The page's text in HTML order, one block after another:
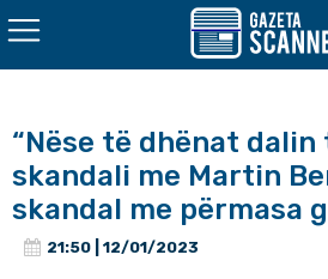
“Nëse të dhënat
skandali me Martin
skandal me përmasa
21:50 | 12/01/2023